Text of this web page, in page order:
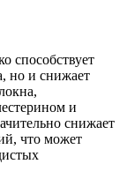
способствует
но и снижает
и
снижает
что может